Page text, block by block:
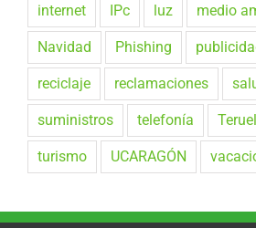
internet IPc luz medio
Navidad Phishing
reciclaje reclamaciones
suministros telefonía Teruel
turismo UCARAGÓN